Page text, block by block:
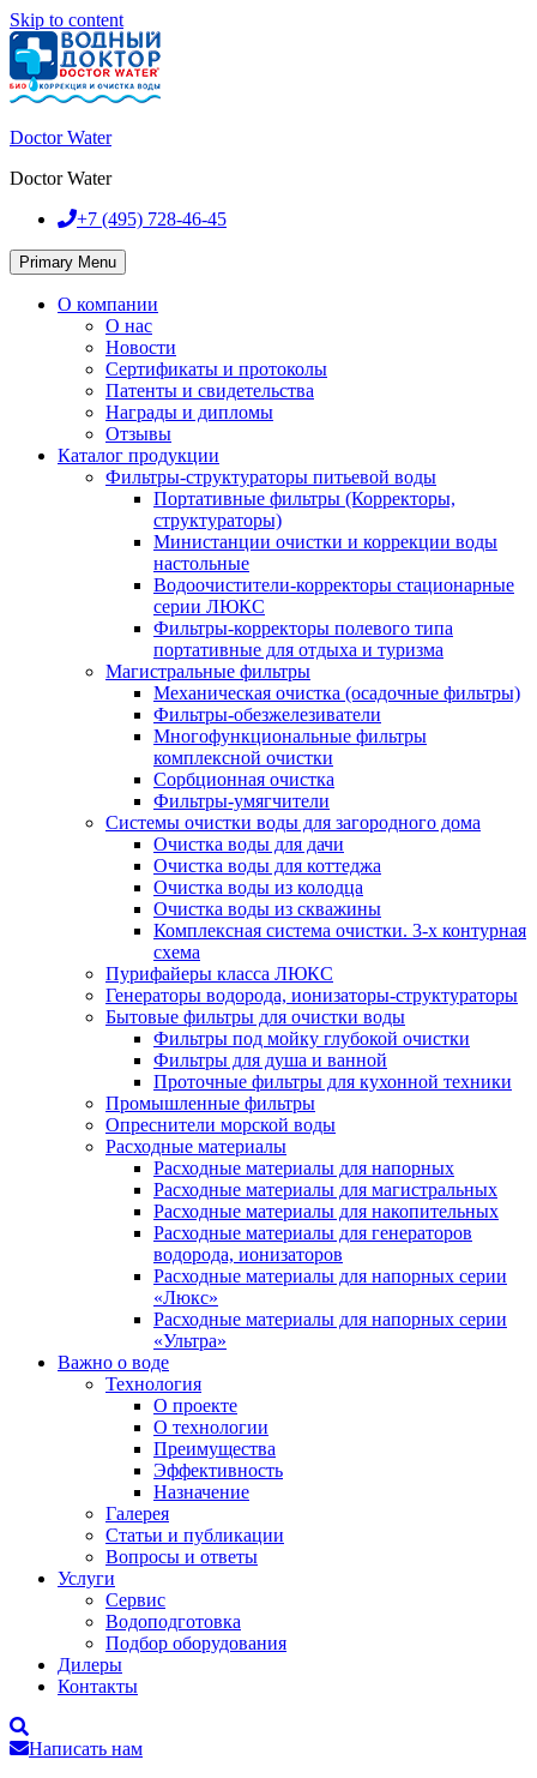
Skip to content
Doctor Water
Doctor Water
+7 (495) 728-46-45
Primary Menu
О компании
О нас
Новости
Сертификаты и протоколы
Патенты и свидетельства
Награды и дипломы
Отзывы
Каталог продукции
Фильтры-структураторы питьевой воды
Портативные фильтры (Корректоры,
структураторы)
Министанции очистки и коррекции воды
настольные
Водоочистители-корректоры стационарные
серии ЛЮКС
Фильтры-корректоры полевого типа
портативные для отдыха и туризма
Магистральные фильтры
Механическая очистка (осадочные фильтры)
Фильтры-обезжелезиватели
Многофункциональные фильтры
комплексной очистки
Сорбционная очистка
Фильтры-умягчители
Системы очистки воды для загородного дома
Очистка воды для дачи
Очистка воды для коттеджа
Очистка воды из колодца
Очистка воды из скважины
Комплексная система очистки. 3-х контурная
схема
Пурифайеры класса ЛЮКС
Генераторы водорода, ионизаторы-структураторы
Бытовые фильтры для очистки воды
Фильтры под мойку глубокой очистки
Фильтры для душа и ванной
Проточные фильтры для кухонной техники
Промышленные фильтры
Опреснители морской воды
Расходные материалы
Расходные материалы для напорных
Расходные материалы для магистральных
Расходные материалы для накопительных
Расходные материалы для генераторов
водорода, ионизаторов
Расходные материалы для напорных серии
«Люкс»
Расходные материалы для напорных серии
«Ультра»
Важно о воде
Технология
О проекте
О технологии
Преимущества
Эффективность
Назначение
Галерея
Статьи и публикации
Вопросы и ответы
Услуги
Сервис
Водоподготовка
Подбор оборудования
Дилеры
Контакты
Написать нам